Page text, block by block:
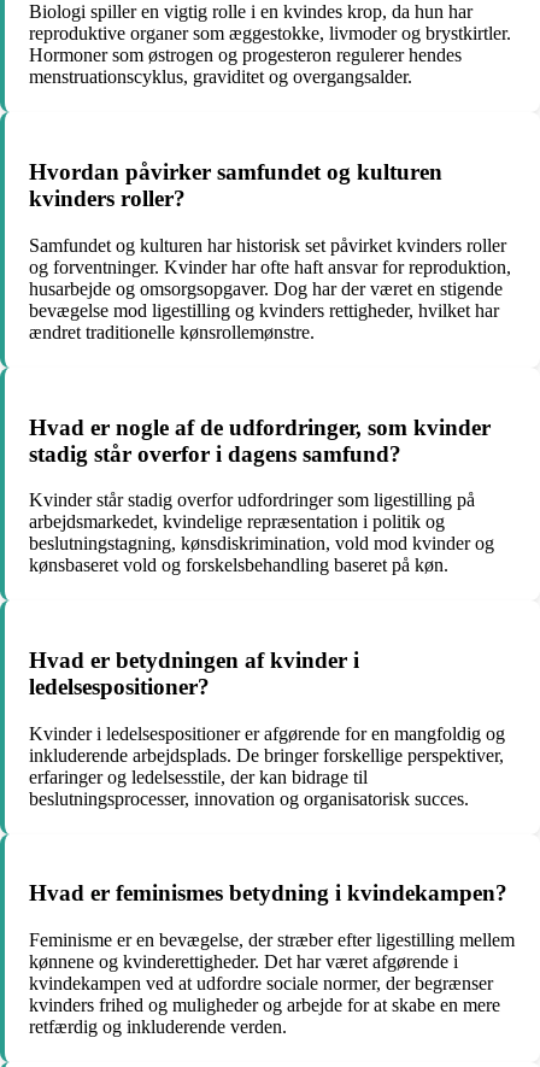
Biologi spiller en vigtig rolle i en kvindes krop, da hun har
reproduktive organer som æggestokke, livmoder og brystkirtler.
Hormoner som østrogen og progesteron regulerer hendes
menstruationscyklus, graviditet og overgangsalder.
Hvordan påvirker samfundet og kulturen
kvinders roller?
Samfundet og kulturen har historisk set påvirket kvinders roller
og forventninger. Kvinder har ofte haft ansvar for reproduktion,
husarbejde og omsorgsopgaver. Dog har der været en stigende
bevægelse mod ligestilling og kvinders rettigheder, hvilket har
ændret traditionelle kønsrollemønstre.
Hvad er nogle af de udfordringer, som kvinder
stadig står overfor i dagens samfund?
Kvinder står stadig overfor udfordringer som ligestilling på
arbejdsmarkedet, kvindelige repræsentation i politik og
beslutningstagning, kønsdiskrimination, vold mod kvinder og
kønsbaseret vold og forskelsbehandling baseret på køn.
Hvad er betydningen af ​​kvinder i
ledelsespositioner?
Kvinder i ledelsespositioner er afgørende for en mangfoldig og
inkluderende arbejdsplads. De bringer forskellige perspektiver,
erfaringer og ledelsesstile, der kan bidrage til
beslutningsprocesser, innovation og organisatorisk succes.
Hvad er feminismes betydning i kvindekampen?
Feminisme er en bevægelse, der stræber efter ligestilling mellem
kønnene og kvinderettigheder. Det har været afgørende i
kvindekampen ved at udfordre sociale normer, der begrænser
kvinders frihed og muligheder og arbejde for at skabe en mere
retfærdig og inkluderende verden.